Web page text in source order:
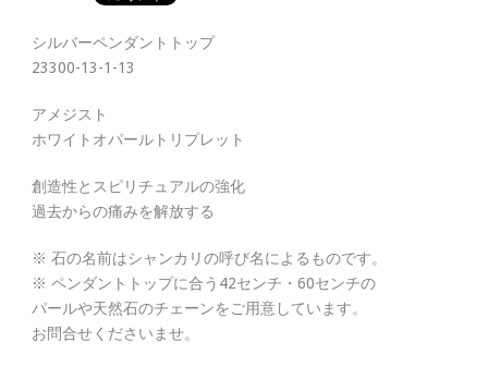
シルバーペンダントトップ
23300-13-1-13
アメジスト
ホワイトオパールトリプレット
創造性とスピリチュアルの強化
過去からの痛みを解放する
※ 石の名前はシャンカリの呼び名によるものです。
※ ペンダントトップに合う42センチ・60センチの
パールや天然石のチェーンをご用意しています。
お問合せくださいませ。